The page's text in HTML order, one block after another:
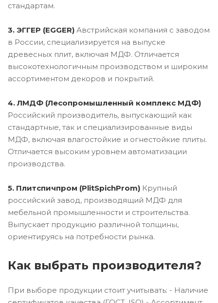
стандартам.
3. ЭГГЕР (EGGER) Австрийская компания с заводом
в России, специализируется на выпуске
древесных плит, включая МДФ. Отличается
высокотехнологичным производством и широким
ассортиментом декоров и покрытий.
4. ЛМДФ (Лесопромышленный комплекс МДФ)
Российский производитель, выпускающий как
стандартные, так и специализированные виды
МДФ, включая влагостойкие и огнестойкие плиты.
Отличается высоким уровнем автоматизации
производства.
5. Плитспичпром (PlitSpichProm) Крупный
российский завод, производящий МДФ для
мебельной промышленности и строительства.
Выпускает продукцию различной толщины,
ориентируясь на потребности рынка.
Как выбрать производителя?
При выборе продукции стоит учитывать: - Наличие